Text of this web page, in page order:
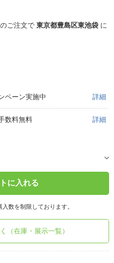
のご注文で 東京都豊島区東池袋 に
ペーン実施中 詳細
数料無料 詳細
に入れる
数を制限しております。
（在庫・展示一覧）